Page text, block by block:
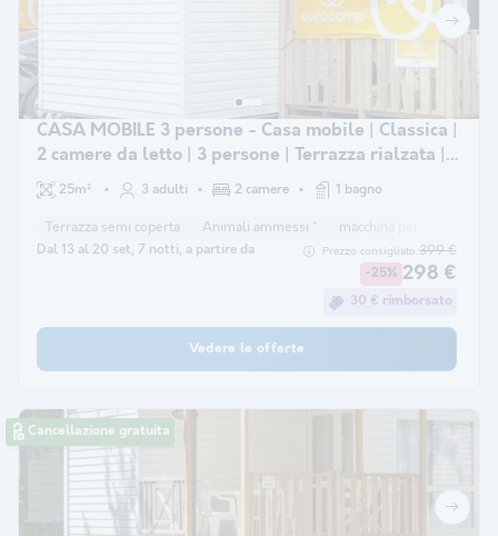
CASA MOBILE 3 persone - Casa mobile | Classica |
2 camere da letto | 3 persone | Terrazza rialzata | 1
bagno
25m² 3 adulti 2 camere 1 bagno
Terrazza semi coperta Animali ammessi * macchina per il caffè
Dal 13 al 20 set, 7 notti, a partire da Prezzo consigliato:399 €
-25% 298 €
30 € rimborsato
Vedere le offerte
Cancellazione gratuita